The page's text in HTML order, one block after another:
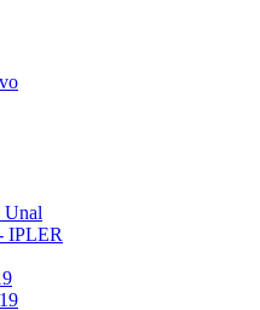
Unal
IPLER